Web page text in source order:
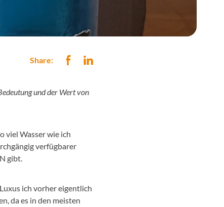
Share:
und der Wert von
viel Wasser wie ich
verfügbarer
gibt.
ich vorher eigentlich
da es in den meisten